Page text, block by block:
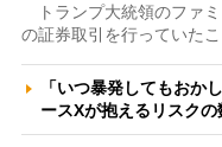
トランプ大統領のファ
の証券取引を行っていた
「いつ暴発してもおか
ースXが抱えるリスク